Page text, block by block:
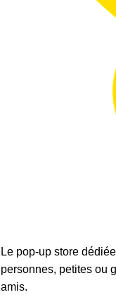
Le pop-up store
personnes, petites ou
amis.